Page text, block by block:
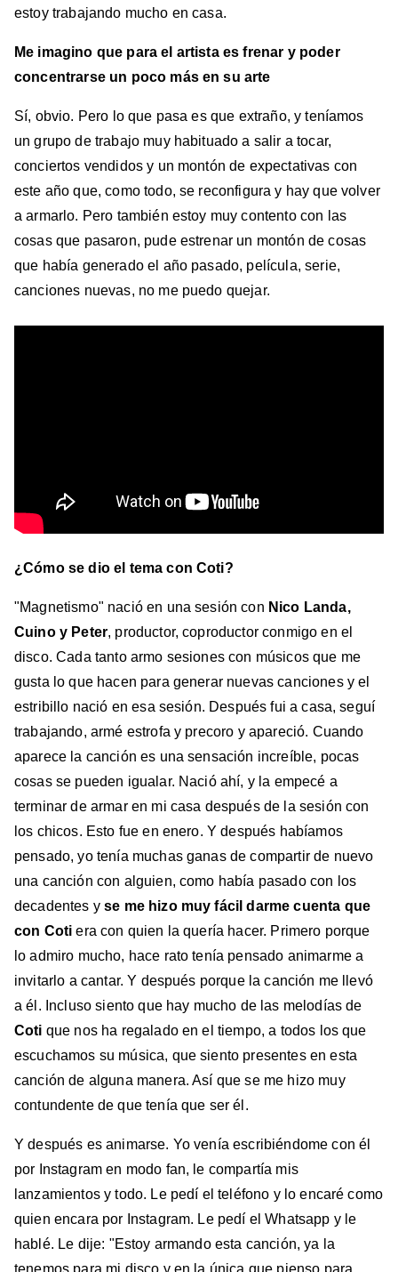
estoy trabajando mucho en casa.
Me imagino que para el artista es frenar y poder
concentrarse un poco más en su arte
Sí, obvio. Pero lo que pasa es que extraño, y teníamos
un grupo de trabajo muy habituado a salir a tocar,
conciertos vendidos y un montón de expectativas con
este año que, como todo, se reconfigura y hay que volver
a armarlo. Pero también estoy muy contento con las
cosas que pasaron, pude estrenar un montón de cosas
que había generado el año pasado, película, serie,
canciones nuevas, no me puedo quejar.
¿Cómo se dio el tema con Coti?
"Magnetismo" nació en una sesión con Nico Landa,
Cuino y Peter, productor, coproductor conmigo en el
disco. Cada tanto armo sesiones con músicos que me
gusta lo que hacen para generar nuevas canciones y el
estribillo nació en esa sesión. Después fui a casa, seguí
trabajando, armé estrofa y precoro y apareció. Cuando
aparece la canción es una sensación increíble, pocas
cosas se pueden igualar. Nació ahí, y la empecé a
terminar de armar en mi casa después de la sesión con
los chicos. Esto fue en enero. Y después habíamos
pensado, yo tenía muchas ganas de compartir de nuevo
una canción con alguien, como había pasado con los
decadentes yse me hizo muy fácil darme cuenta que
con Coti era con quien la quería hacer. Primero porque
lo admiro mucho, hace rato tenía pensado animarme a
invitarlo a cantar. Y después porque la canción me llevó
a él. Incluso siento que hay mucho de las melodías de
Coti que nos ha regalado en el tiempo, a todos los que
escuchamos su música, que siento presentes en esta
canción de alguna manera. Así que se me hizo muy
contundente de que tenía que ser él.
Y después es animarse. Yo venía escribiéndome con él
por Instagram en modo fan, le compartía mis
lanzamientos y todo. Le pedí el teléfono y lo encaré como
quien encara por Instagram. Le pedí el Whatsapp y le
hablé. Le dije: "Estoy armando esta canción, ya la
tenemos para mi disco y en la única que pienso para